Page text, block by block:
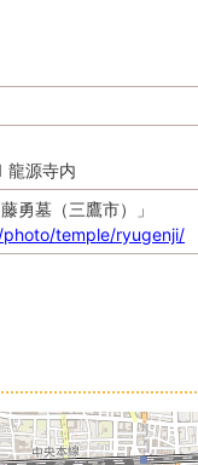
龍源寺内
勇墓（三鷹市）」
temple/ryugenji/